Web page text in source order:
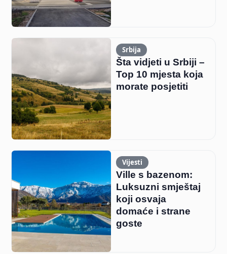
Srbija
Šta vidjeti u Srbiji –
Top 10 mjesta koja
morate posjetiti
Vijesti
Ville s bazenom:
Luksuzni smještaj
koji osvaja
domaće i strane
goste